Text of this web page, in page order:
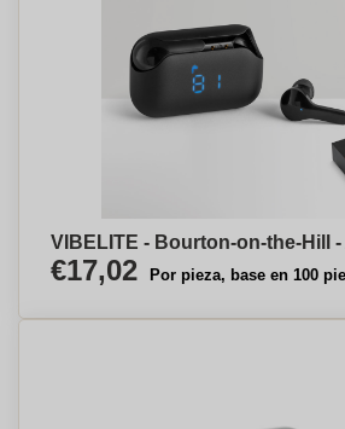
VIBELITE - Bourton-on-the-Hill
€17,02 Por pieza, base en 100